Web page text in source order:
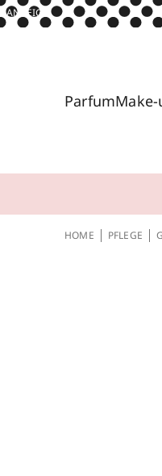
ANZEIGE
ParfumMake-
HOME PFLEGE